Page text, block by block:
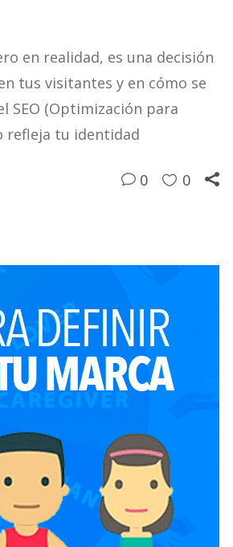
en realidad, es una decisión
tus visitantes y en cómo se
SEO (Optimización para
refleja tu identidad
0 0